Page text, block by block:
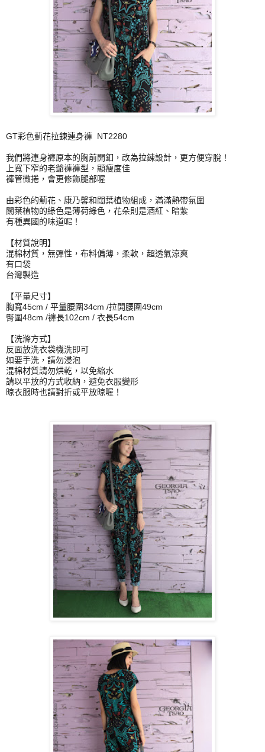
GT彩色薊花拉鍊連身褲 NT2280
我們將連身褲原本的胸前開釦，改為拉鍊設計，更方便穿脫！
上寬下窄的老爺褲褲型，顯瘦度佳
褲管微捲，會更修飾腿部喔
由彩色的薊花、康乃馨和闊葉植物組成，滿滿熱帶氛圍
闊葉植物的綠色是薄荷綠色，花朵則是酒紅、暗紫
有種異國的味道呢！
【材質說明】
混棉材質，無彈性，布料偏薄，柔軟，超透氣涼爽
有口袋
台灣製造
【平量尺寸】
胸寬45cm / 平量腰圍34cm /拉開腰圍49cm
臀圍48cm /褲長102cm / 衣長54cm
【洗滌方式】
反面放洗衣袋機洗即可
如要手洗，請勿浸泡
混棉材質請勿烘乾，以免縮水
請以平放的方式收納，避免衣服變形
晾衣服時也請對折或平放晾喔！